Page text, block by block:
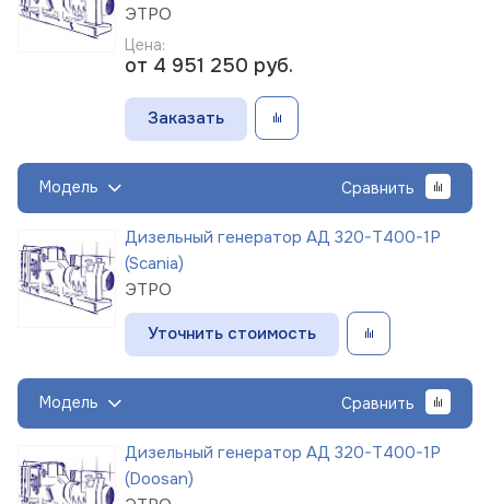
ЭТРО
Цена:
от 4 951 250 руб.
Заказать
Модель Сравнить
Дизельный генератор АД 320-Т400-1Р
(Scania)
ЭТРО
Уточнить стоимость
Модель Сравнить
Дизельный генератор АД 320-Т400-1Р
(Doosan)